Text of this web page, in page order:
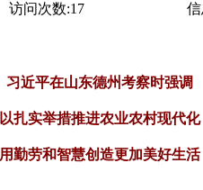
访问次数:17 信
习近平在山东德州考察时强调
以扎实举措推进农业农村现代化
用勤劳和智慧创造更加美好生活